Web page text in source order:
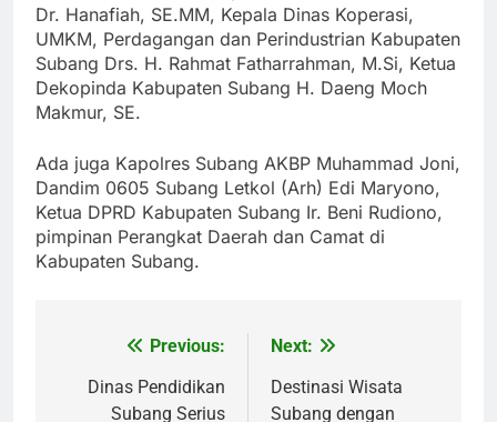
Dr. Hanafiah, SE.MM, Kepala Dinas Koperasi,
UMKM, Perdagangan dan Perindustrian Kabupaten
Subang Drs. H. Rahmat Fatharrahman, M.Si, Ketua
Dekopinda Kabupaten Subang H. Daeng Moch
Makmur, SE.
Ada juga Kapolres Subang AKBP Muhammad Joni,
Dandim 0605 Subang Letkol (Arh) Edi Maryono,
Ketua DPRD Kabupaten Subang Ir. Beni Rudiono,
pimpinan Perangkat Daerah dan Camat di
Kabupaten Subang.
navigation
Previous:
Dinas Pendidikan
Subang Serius
Next:
Destinasi Wisata
Subang dengan